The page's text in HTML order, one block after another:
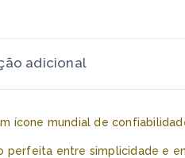
adicional
ícone mundial de
entre simplicidade e